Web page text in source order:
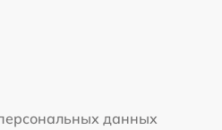
данных